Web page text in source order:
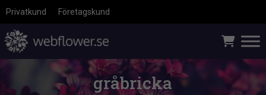
Privatkund Företagskund
gråbricka